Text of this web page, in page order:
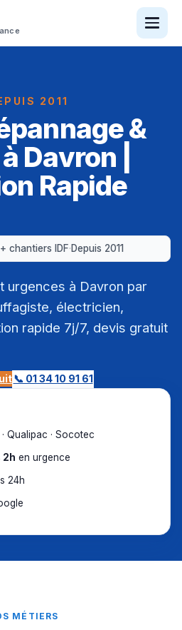
2011
&
Davron |
Rapide
chantiers IDF·Depuis 2011
urgences à Davron par
électricien,
rapide 7j/7, devis gratuit
📞 01 34 10 91 61
Qualipac · Socotec
2h en urgence
24h
MÉTIERS